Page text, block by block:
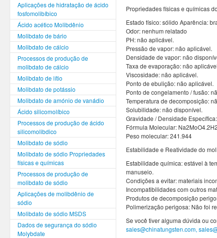
Aplicações de hidratação de ácido
fosfomolibíbico
Ácido acético Molibdênio
Molibdato de bário
Molibdato de cálcio
Processos de produção de
molibdato de cálcio
Molibdato de lítio
Molibdato de potássio
Molibdato de amónio de vanádio
Ácido silicomolíbico
Processos de produção de ácido
silicomolibdico
Molibdato de sódio
Molibdato de sódio Propriedades
físicas e químicas
Processos de produção de
molibdato de sódio
Aplicações de molibdênio de
sódio
Molibdato de sódio MSDS
Dados de segurança do sódio
Molybdate
Propriedades físicas e químicas
Estado físico: sólido Aparência:
Odor: nenhum relatado
PH: não aplicável.
Pressão de vapor: não aplicável.
Densidade de vapor: não
Taxa de evaporação: não
Viscosidade: não aplicável.
Ponto de ebulição: não aplicável.
Ponto de congelamento / fusão:
Temperatura de decomposição:
Solubilidade: não disponível.
Gravidade / Densidade
Fórmula Molecular:
Peso molecular: 241.944
Estabilidade e Reatividade do
Estabilidade química: estável à
manuseio.
Condições a evitar: materiais
Incompatibilidades com outros
Produtos de decomposição
Polimerização perigosa: Não foi
Se você tiver alguma dúvida ou
sales@chinatungsten.com,